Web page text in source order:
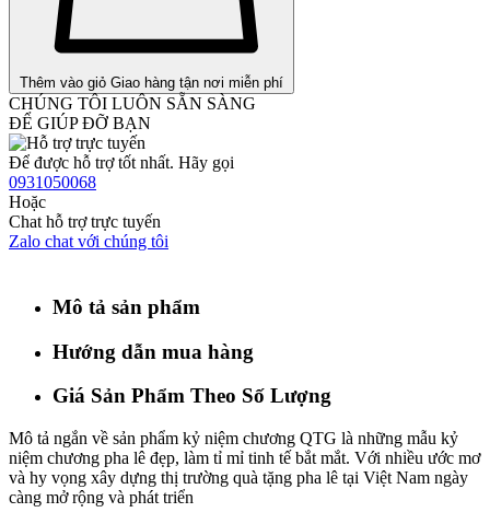
Thêm vào giỏ Giao hàng tận nơi miễn phí
CHÚNG TÔI LUÔN SẴN SÀNG
ĐỂ GIÚP ĐỠ BẠN
Để được hỗ trợ tốt nhất. Hãy gọi
0931050068
Hoặc
Chat hỗ trợ trực tuyến
Zalo chat với chúng tôi
Mô tả sản phẩm
Hướng dẫn mua hàng
Giá Sản Phẩm Theo Số Lượng
Mô tả ngắn về sản phẩm kỷ niệm chương QTG là những mẫu kỷ
niệm chương pha lê đẹp, làm tỉ mỉ tinh tế bắt mắt. Với nhiều ước mơ
và hy vọng xây dựng thị trường quà tặng pha lê tại Việt Nam ngày
càng mở rộng và phát triển